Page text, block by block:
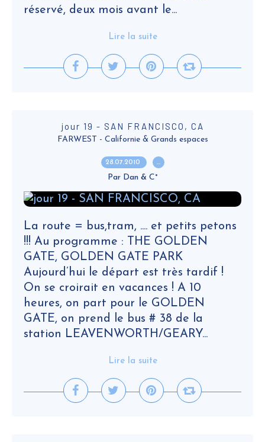
réservé, deux mois avant le...
Lire la suite
jour 19 - SAN FRANCISCO, CA
FARWEST - Californie & Grands espaces
28.07.2010 …
Par Dan & C°
La route = bus,tram, .... et petits petons
!!! Au programme : THE GOLDEN
GATE, GOLDEN GATE PARK
Aujourd’hui le départ est très tardif !
On se croirait en vacances ! A 10
heures, on part pour le GOLDEN
GATE, on prend le bus # 38 de la
station LEAVENWORTH/GEARY...
Lire la suite